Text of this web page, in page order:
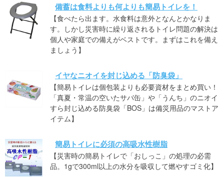
備蓄は食料よりも何よりも簡易トイレを！
【食べたら出ます。水食料は意外となんとかなりま
す。しかし災害時に繰り返されるトイレ問題の解決は
個人や家庭での備えがベストです。まずはこれを備え
ましょう】
イヤなニオイを封じ込める「防臭袋」
【簡易トイレは個包装よりも必要資材をまとめ買い！
「真夏・常温の空いたサバ缶」や「うんち」のニオイ
すら封じ込める防臭袋「BOS」は備災用品のマストア
イテム】
簡易トイレに必須の高吸水性樹脂
【災害時の簡易トイレで「おしっこ」の処理の必需
品。1gで300ml以上の水分を吸収して燃やすゴミ化】